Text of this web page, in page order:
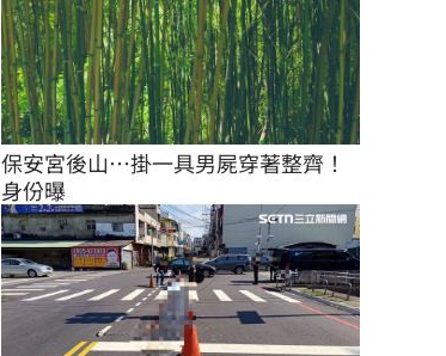
保安宮後山…掛一具男屍穿著整齊！
身份曝